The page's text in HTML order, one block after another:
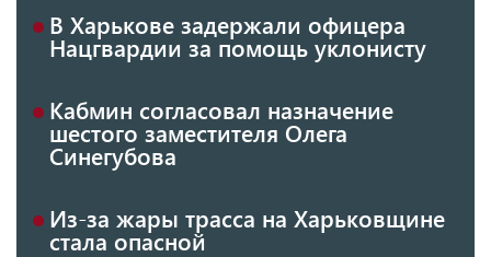
В Харькове задержали офицера
Нацгвардии за помощь уклонисту
Кабмин согласовал назначение
шестого заместителя Олега
Синегубова
Из-за жары трасса на Харьковщине
стала опасной